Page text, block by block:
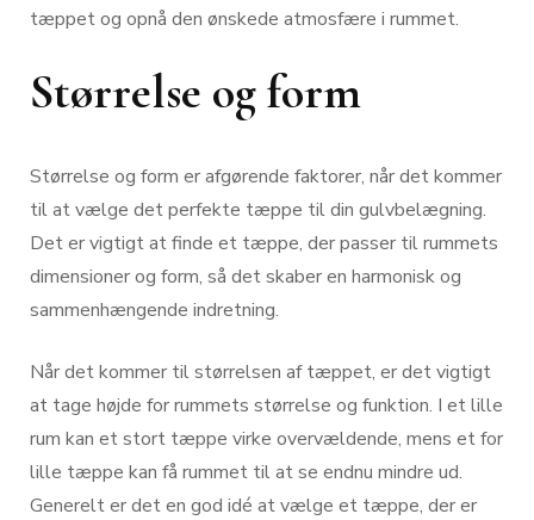
tæppet og opnå den ønskede atmosfære i rummet.
Størrelse og form
Størrelse og form er afgørende faktorer, når det kommer
til at vælge det perfekte tæppe til din gulvbelægning.
Det er vigtigt at finde et tæppe, der passer til rummets
dimensioner og form, så det skaber en harmonisk og
sammenhængende indretning.
Når det kommer til størrelsen af tæppet, er det vigtigt
at tage højde for rummets størrelse og funktion. I et lille
rum kan et stort tæppe virke overvældende, mens et for
lille tæppe kan få rummet til at se endnu mindre ud.
Generelt er det en god idé at vælge et tæppe, der er